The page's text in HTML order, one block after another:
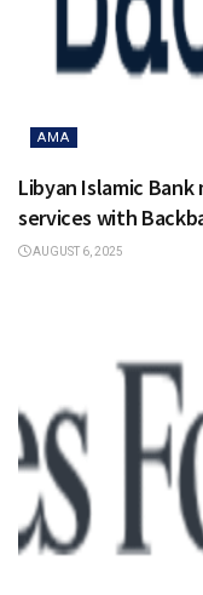
AMA
Libyan Islamic
services with
AUGUST 6, 2025